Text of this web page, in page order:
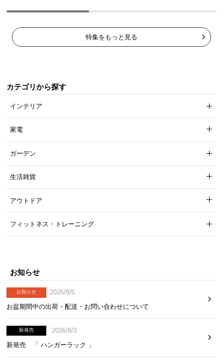
特集をもっと見る
カテゴリから探す
インテリア
家電
ガーデン
生活雑貨
アウトドア
フィットネス・トレーニング
お知らせ
お知らせ
2026/8/5
お盆期間中の出荷・配送・お問い合わせについて
新発売
2026/8/3
新発売 「 ハンガーラック 」